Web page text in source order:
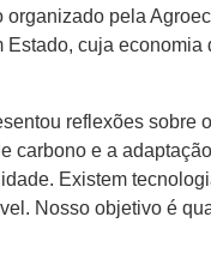
pela
cuja
reflexões sobre
e a
Existem
Nosso objetivo é